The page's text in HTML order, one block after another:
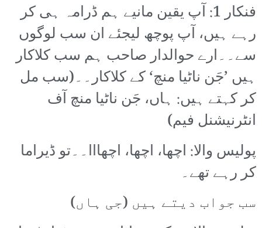
فنکار 1: آپ یقین مانیے ہم ڈرامہ ہی کر
رہے ہیں، آپ پوچھ لیجئے ان سب لوگوں
سے۔۔ارے حوالدار صاحب ہم سب کلاکار
ہیں ’جَن ناٹیا منچ‘ کے کلاکار۔۔(سب مل
کر کہتے ہیں: ہاں، جَن ناٹیا منچ آف
انٹرنیشنل فیم)
پولیس والا: اچھا، اچھا، اچھااا۔۔تو ڈیراما
کر رہے تھے۔
سب جواب دیتے ہیں (جی ہاں)